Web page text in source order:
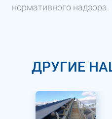
нормативного надзора.
ДРУГИЕ